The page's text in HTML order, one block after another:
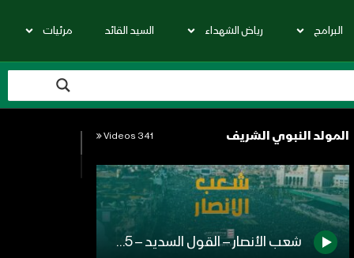
البرامج رياض الشهداء السيد القائد مرئيات
المولد النبوي الشريف 341 Videos
شعب الأنصار – القول السديد – 1445هـ